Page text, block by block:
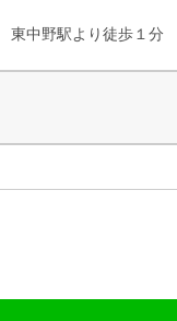
東中野駅より徒歩１分